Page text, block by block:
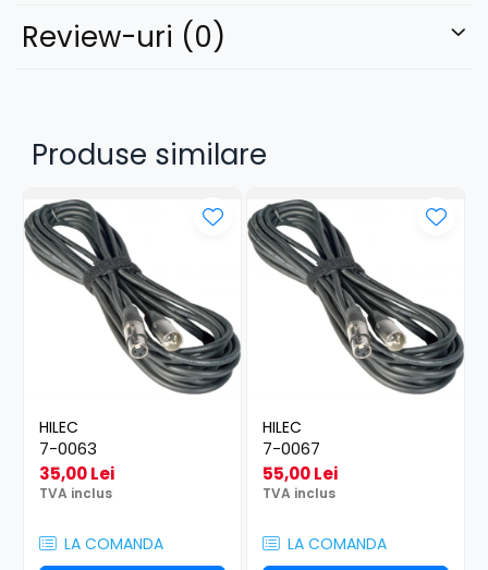
Review-uri (0)
Produse similare
HILEC
7-0063
35,00 Lei
TVA inclus
LA COMANDA
HILEC
7-0067
55,00 Lei
TVA inclus
LA COMANDA